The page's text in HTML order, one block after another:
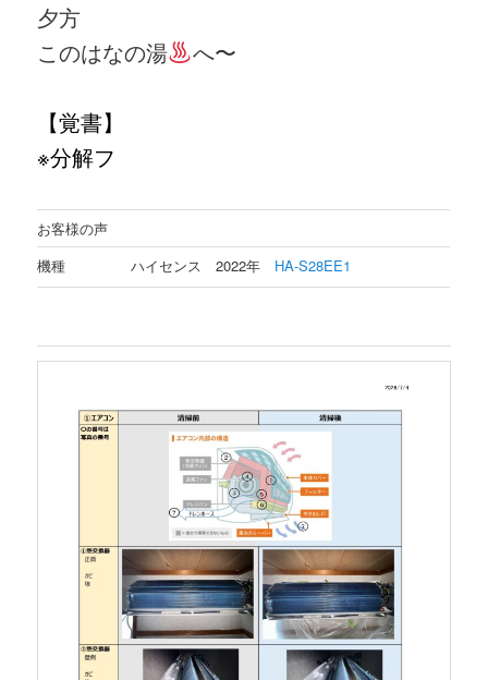
夕方
このはなの湯
へ〜
【覚書】
※分解フ
お客様の声
機種
ハイセンス 2022年 HA-S28EE1